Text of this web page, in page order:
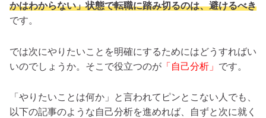
かはわからない」状態で転職に踏み切るのは、避けるべき
です。
では次にやりたいことを明確にするためにはどうすればい
いのでしょうか。そこで役立つのが 「自己分析」 です。
「やりたいことは何か」と言われてピンとこない人でも、
以下の記事のような自己分析を進めれば、自ずと次に就く